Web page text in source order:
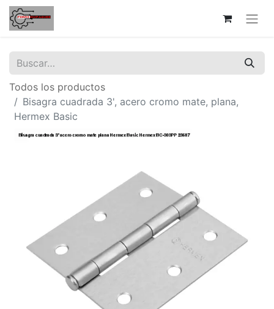
Todos los productos
Bisagra cuadrada 3', acero cromo mate, plana,
Hermex Basic